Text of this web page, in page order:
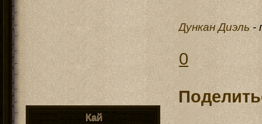
Дункан Диэль-
0
Кай